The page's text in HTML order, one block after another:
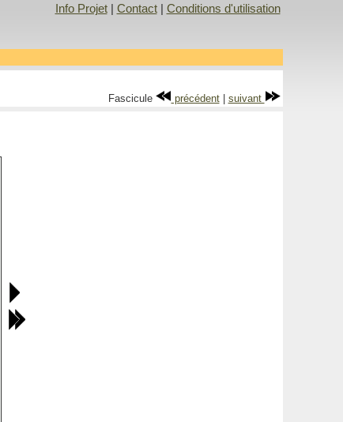
Info Projet| Contact| Conditions d'utilisation
Fascicule précédent| suivant